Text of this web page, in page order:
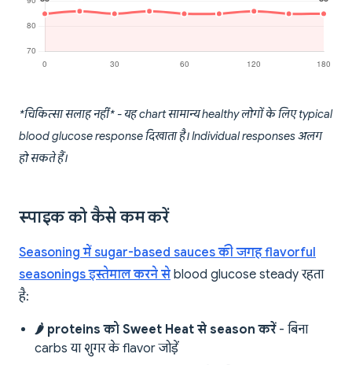
*चिकित्सा सलाह नहीं* - यह chart सामान्य healthy लोगों के लिए typical
blood glucose response दिखाता है। Individual responses अलग
हो सकते हैं।
स्पाइक को कैसे कम करें
Seasoning में sugar-based sauces की जगह flavorful
seasonings इस्तेमाल करने से blood glucose steady रहता
है:
🌶️ proteins को Sweet Heat से season करें- बिना
carbs या शुगर के flavor जोड़ें